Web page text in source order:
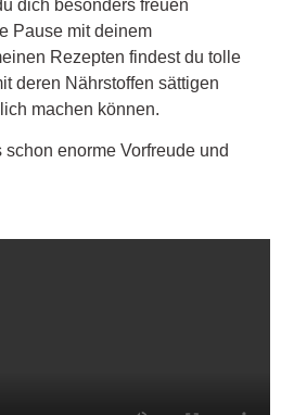
dich besonders freuen
Pause mit deinem
Rezepten findest du tolle
deren Nährstoffen sättigen
machen können.
enorme Vorfreude und